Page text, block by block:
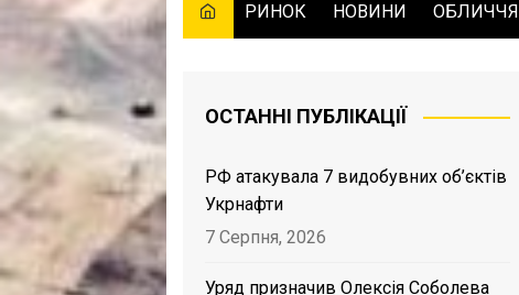
РИНОК НОВИНИ ОБЛИЧЧЯ
ОСТАННІ ПУБЛІКАЦІЇ
РФ атакувала 7 видобувних об’єктів
Укрнафти
7 Серпня, 2026
Уряд призначив Олексія Соболева